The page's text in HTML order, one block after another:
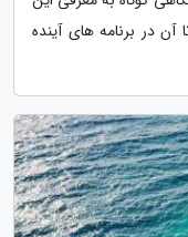
در برنامه های آینده